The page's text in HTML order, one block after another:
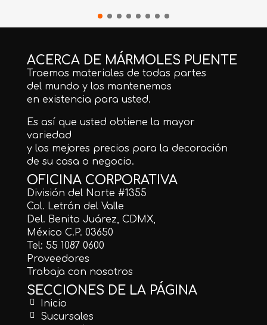
ACERCA DE MÁRMOLES PUENTE
Traemos materiales de todas partes
del mundo y los mantenemos
en existencia para usted.
Es así que usted obtiene la mayor
variedad
y los mejores precios para la decoración
de su casa o negocio.
OFICINA CORPORATIVA
División del Norte #1355
Col. Letrán del Valle
Del. Benito Juárez, CDMX,
México C.P. 03650
Tel: 55 1087 0600
Proveedores
Trabaja con nosotros
SECCIONES DE LA PÁGINA
Inicio
Sucursales